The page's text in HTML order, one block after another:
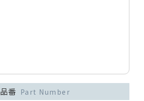
品番 Part Number